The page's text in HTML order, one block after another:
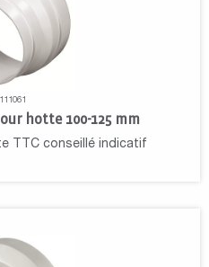
hotte 100-125 mm
TTC conseillé indicatif